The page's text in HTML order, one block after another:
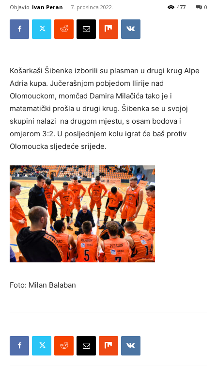
Objavio Ivan Peran - 7. prosinca 2022. 0
477
Košarkaši Šibenke izborili su plasman u drugi krug Alpe
Adria kupa. Jučerašnjom pobjedom Ilirije nad
Olomouckom, momčad Damira Milačića tako je i
matematički prošla u drugi krug. Šibenka se u svojoj
skupini nalazi na drugom mjestu, s osam bodova i
omjerom 3:2. U posljednjem kolu igrat će baš protiv
Olomoucka sljedeće srijede.
Foto: Milan Balaban